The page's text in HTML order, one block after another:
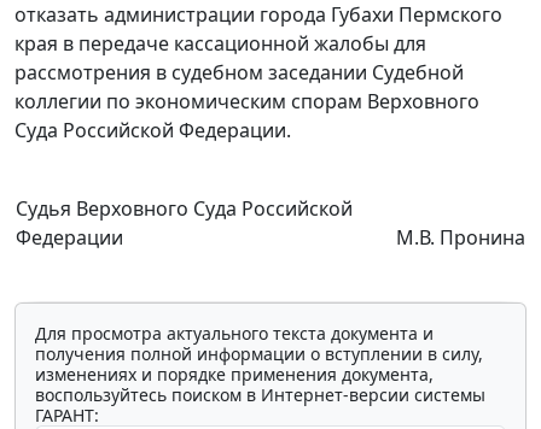
отказать администрации города Губахи Пермского
края в передаче кассационной жалобы для
рассмотрения в судебном заседании Судебной
коллегии по экономическим спорам Верховного
Суда Российской Федерации.
Судья Верховного Суда Российской
Федерации
М.В. Пронина
Для просмотра актуального текста документа и
получения полной информации о вступлении в силу,
изменениях и порядке применения документа,
воспользуйтесь поиском в Интернет-версии системы
ГАРАНТ: